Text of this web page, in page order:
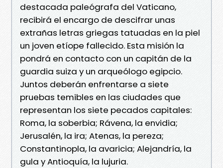
destacada paleógrafa del Vaticano,
recibirá el encargo de descifrar unas
extrañas letras griegas tatuadas en la piel
un joven etíope fallecido. Esta misión la
pondrá en contacto con un capitán de la
guardia suiza y un arqueólogo egipcio.
Juntos deberán enfrentarse a siete
pruebas temibles en las ciudades que
representan los siete pecados capitales:
Roma, la soberbia; Rávena, la envidia;
Jerusalén, la ira; Atenas, la pereza;
Constantinopla, la avaricia; Alejandría, la
gula y Antioquía, la lujuria.